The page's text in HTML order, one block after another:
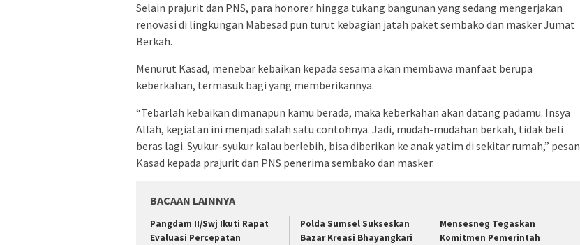
Selain prajurit dan PNS, para honorer hingga tukang bangunan yang sedang mengerjakan
renovasi di lingkungan Mabesad pun turut kebagian jatah paket sembako dan masker Jumat
Berkah.
Menurut Kasad, menebar kebaikan kepada sesama akan membawa manfaat berupa
keberkahan, termasuk bagi yang memberikannya.
“Tebarlah kebaikan dimanapun kamu berada, maka keberkahan akan datang padamu. Insya
Allah, kegiatan ini menjadi salah satu contohnya. Jadi, mudah-mudahan berkah, tidak beli
beras lagi. Syukur-syukur kalau berlebih, bisa diberikan ke anak yatim di sekitar rumah,” pesan
Kasad kepada prajurit dan PNS penerima sembako dan masker.
BACAAN LAINNYA
Pangdam II/Swj Ikuti Rapat
Evaluasi Percepatan
Polda Sumsel Sukseskan
Bazar Kreasi Bhayangkari
Mensesneg Tegaskan
Komitmen Pemerintah